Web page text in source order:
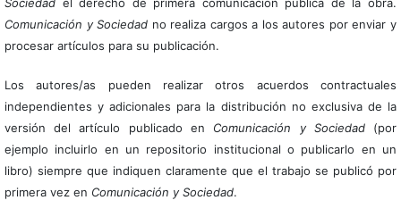
Comunicación y Sociedad no realiza cargos a los autores por enviar y
procesar artículos para su publicación.
Los autores/as pueden realizar otros acuerdos contractuales
independientes y adicionales para la distribución no exclusiva de la
versión del artículo publicado en Comunicación y Sociedad(por
ejemplo incluirlo en un repositorio institucional o publicarlo en un
libro) siempre que indiquen claramente que el trabajo se publicó por
primera vez en Comunicación y Sociedad.